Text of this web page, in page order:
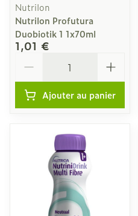
Nutrilon
Nutrilon Profutura
Duobiotik 1 1x70ml
1,01 €
Ajouter au panier